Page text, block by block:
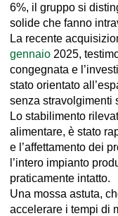
6%, il gruppo si
solide che fanno
La recente
gennaio 2025,
congegnata e
stato orientato
senza stravolgimenti
Lo stabilimento
alimentare, è stato
e l’affettamento dei
l’intero impianto
praticamente intatto.
Una mossa astuta,
accelerare i tempi di